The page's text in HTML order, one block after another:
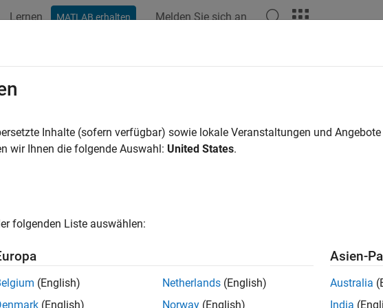
Lernen MATLAB erhalten Melden Sie sich an
und Protokolle
und Lesen von I2C-, SPI-, seriellen und CAN-Geräten, die mit der Arduino®-
und lesen Sie I2C-, SPI-, serielle und CAN-Geräte, die mit der Arduino-
und Lesen mit I2C-Geräten, die mit Arduino-Hardware verbunden sind
und Lesen mit SPI-Geräten, die mit Arduino-Hardware verbunden sind
Geräte
und Lesen mit seriellen Geräten, die mit Arduino-Hardware verbunden sind
Inhalte (sofern verfügbar) sowie lokale Veranstaltungen und
wir Ihnen die folgende Auswahl: United States.
folgenden Liste auswählen:
(English)
(English)
Netherlands (English)
Norway (English)
Asien-
Australia
India